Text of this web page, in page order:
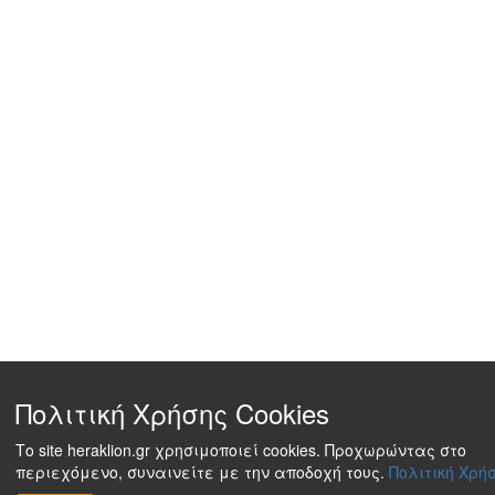
Πολιτική Χρήσης Cookies
Το site heraklion.gr χρησιμοποιεί cookies. Προχωρώντας στο
περιεχόμενο, συναινείτε με την αποδοχή τους. Πολιτική